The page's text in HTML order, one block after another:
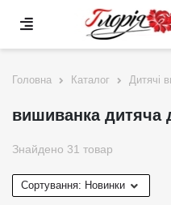
Головна Каталог Дитячі
вишиванка дитяча
Знайдено 31 товар
Сортування: Новинки